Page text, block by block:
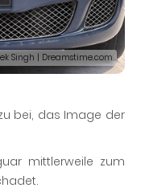
Singh | Dreamstime.com
bei, das Image der
mittlerweile zum